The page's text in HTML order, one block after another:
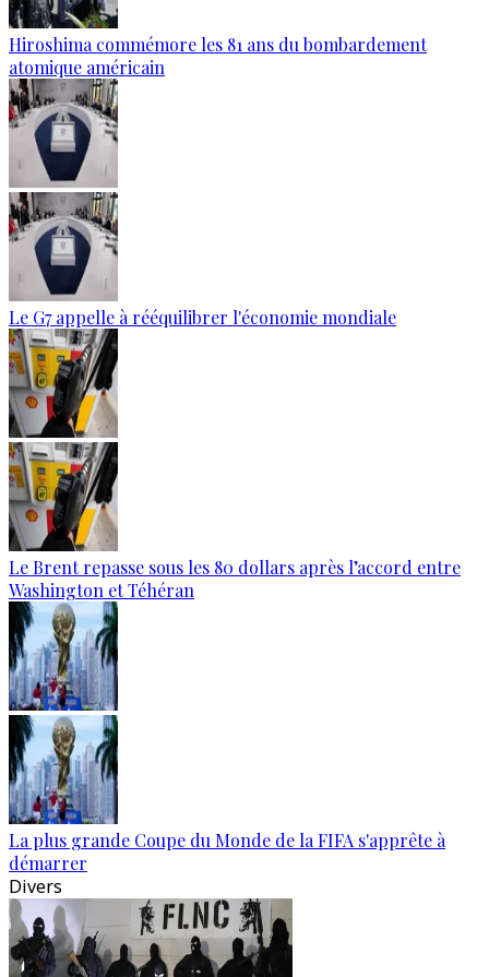
Hiroshima commémore les 81 ans du bombardement
atomique américain
Le G7 appelle à rééquilibrer l'économie mondiale
Le Brent repasse sous les 80 dollars après l’accord entre
Washington et Téhéran
La plus grande Coupe du Monde de la FIFA s'apprête à
démarrer
Divers